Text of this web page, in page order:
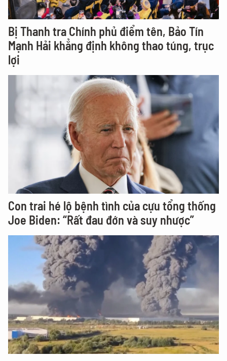
Bị Thanh tra Chính phủ điểm tên, Bảo Tín
Mạnh Hải khẳng định không thao túng, trục
lợi
Con trai hé lộ bệnh tình của cựu tổng thống
Joe Biden: “Rất đau đớn và suy nhược”